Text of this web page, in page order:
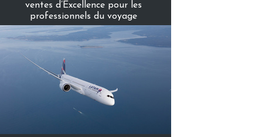
ventes d’Excellence pour les
professionnels du voyage